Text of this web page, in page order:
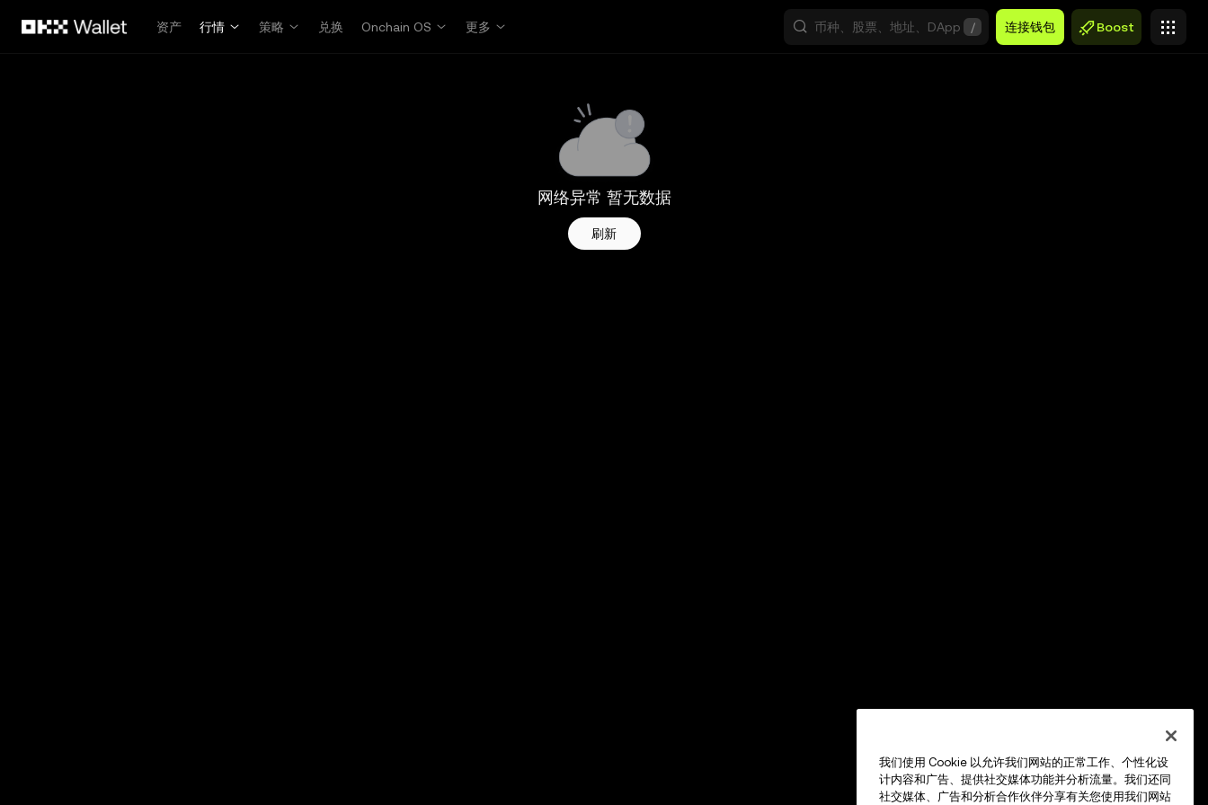
资产
行情 策略 兑换 Onchain OS 更多 / 连接钱包 Boost
网络异常 暂无数据
刷新
我们使用 Cookie 以允许我们网站的正常工作、个性化设
计内容和广告、提供社交媒体功能并分析流量。我们还同
社交媒体、广告和分析合作伙伴分享有关您使用我们网站